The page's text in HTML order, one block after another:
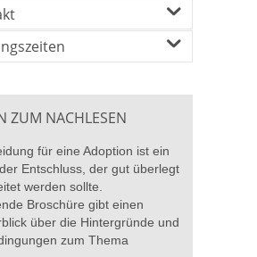
ZUM NACHLESEN
für eine Adoption ist ein
Entschluss, der gut überlegt
werden sollte.
Broschüre gibt einen
über die Hintergründe und
zum Thema